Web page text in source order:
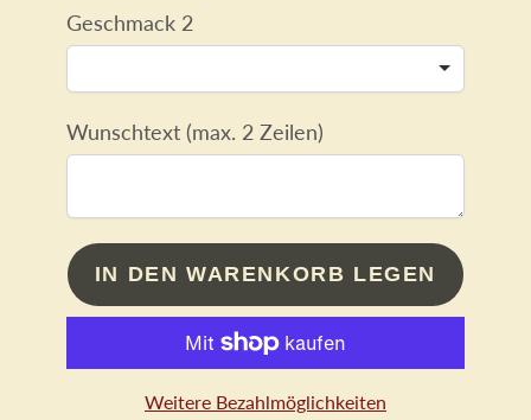
Geschmack 2
Wunschtext (max. 2 Zeilen)
IN DEN WARENKORB LEGEN
Weitere Bezahlmöglichkeiten